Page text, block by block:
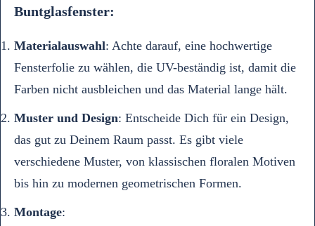
Buntglasfenster:
Materialauswahl: Achte darauf, eine hochwertige
Fensterfolie zu wählen, die UV-beständig ist, damit die
Farben nicht ausbleichen und das Material lange hält.
Muster und Design: Entscheide Dich für ein Design,
das gut zu Deinem Raum passt. Es gibt viele
verschiedene Muster, von klassischen floralen Motiven
bis hin zu modernen geometrischen Formen.
Montage: